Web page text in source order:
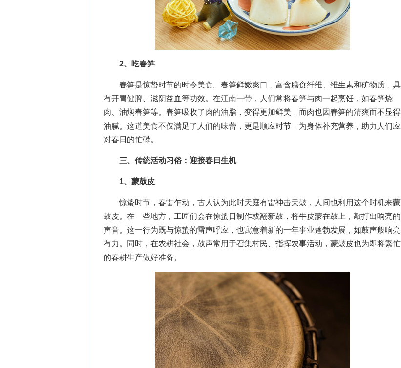
2、吃春笋
春笋是惊蛰时节的时令美食。春笋鲜嫩爽口，富含膳食纤维、维生素和矿物质，具
有开胃健脾、滋阴益血等功效。在江南一带，人们常将春笋与肉一起烹饪，如春笋烧
肉、油焖春笋等。春笋吸收了肉的油脂，变得更加鲜美，而肉也因春笋的清爽而不显得
油腻。这道美食不仅满足了人们的味蕾，更是顺应时节，为身体补充营养，助力人们应
对春日的忙碌。
三、传统活动习俗：迎接春日生机
1、蒙鼓皮
惊蛰时节，春雷乍动，古人认为此时天庭有雷神击天鼓，人间也利用这个时机来蒙
鼓皮。在一些地方，工匠们会在惊蛰日制作或翻新鼓，将牛皮蒙在鼓上，敲打出响亮的
声音。这一行为既与惊蛰的雷声呼应，也寓意着新的一年事业蓬勃发展，如鼓声般响亮
有力。同时，在农耕社会，鼓声常用于召集村民、指挥农事活动，蒙鼓皮也为即将繁忙
的春耕生产做好准备。